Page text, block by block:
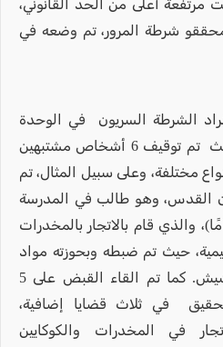
أعلى من الحد القانوني،
محققو شرطة المرور، تم وضعه في
الشرطة السريون في الوحدة
المركزية في لواء القدس حيث تم توقيف 6 أشخاص مشتبهين
مختلفة، وعلى سبيل المثال، تم
القدس، وهو طالب في المدرسة
يبلغ من العمر (18 عامًا)، والذي قام بالاتجار بالمخدرات
حيث تم ضبطه وبحوزته مواد
يشتبه في أنها كوكايين وحشيش. كما تم القاء القبض على 5
في ثلاث قضايا إضافية،
في المخدرات والكوكايين